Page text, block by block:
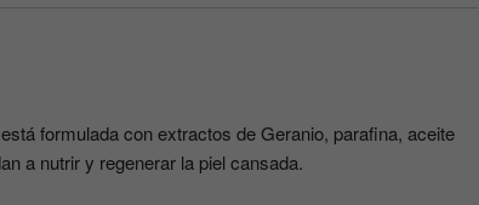
formulada con extractos de Geranio, parafina, aceite
a nutrir y regenerar la piel cansada.